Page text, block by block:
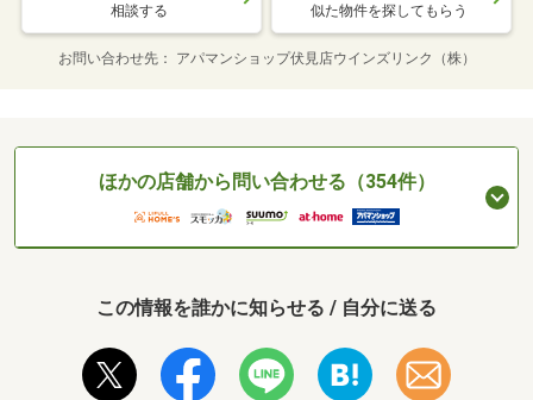
相談する 似た物件を探してもらう
お問い合わせ先 アパマンショップ伏見店ウインズリンク（株）
ほかの店舗から問い合わせる（354件）
この情報を誰かに知らせる / 自分に送る